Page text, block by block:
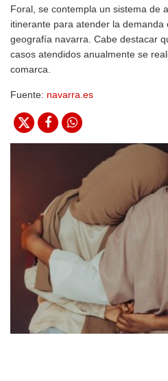
Foral, se contempla un sistema de
itinerante para atender la demanda
geografía navarra. Cabe destacar
casos atendidos anualmente se
comarca.
Fuente: navarra.es